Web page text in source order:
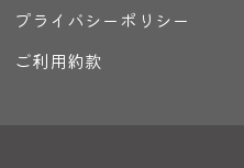
プライバシーポリシー
ご利用約款